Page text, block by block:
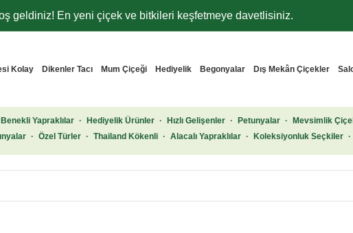
geldiniz! En yeni çiçek ve bitkileri keşfetmeye davetlisiniz.
Kolay Dikenler Tacı Mum Çiçeği Hediyelik Begonyalar Dış Mekân Çiçekler
Benekli Yapraklılar · Hediyelik Ürünler · Hızlı Gelişenler · Petunyalar ·
Mevsimlik
· Özel Türler · Thailand Kökenli · Alacalı Yapraklılar · Koleksiyonluk Seçkiler ·